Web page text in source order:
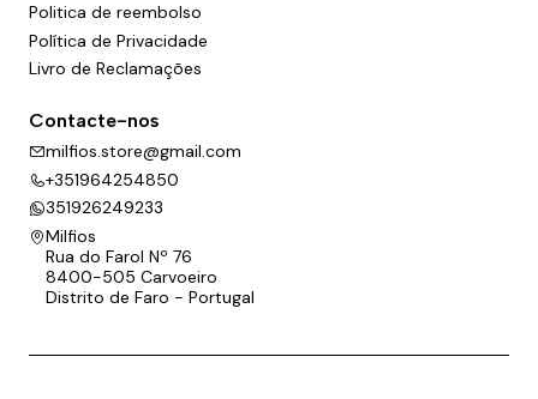
Politica de reembolso
Política de Privacidade
Livro de Reclamações
Contacte-nos
milfios.store@gmail.com
+351964254850
351926249233
Milfios
Rua do Farol Nº 76
8400-505 Carvoeiro
Distrito de Faro - Portugal